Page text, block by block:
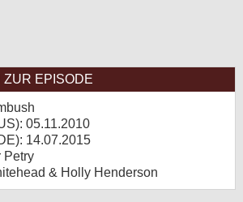
ZUR EPISODE
): 05.11.2010
): 14.07.2015
Petry
& Holly Henderson